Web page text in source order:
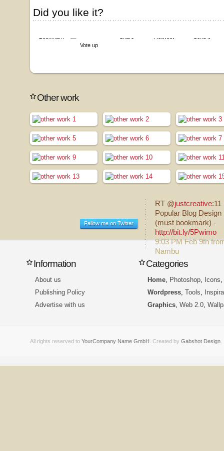
Did you like it?
Vote up
Other work
Fallow me on Twitter
RT @justcreative:11
Popular Blog Design
(must bookmark) -
http://bit.ly/5Pwimo
9:03 PM Feb 9th
Nambu
Information
About us
Publishing Policy
Advertise with us
Categories
Home Photoshop Icons
Wordpress Tools
Graphics Web 2.0
All rights reserved to YourCompany Name GmbH . Created by Gabshot Design